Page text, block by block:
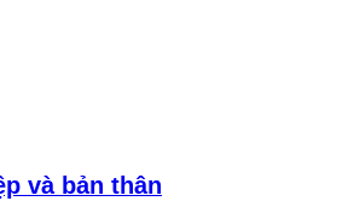
và bản thân